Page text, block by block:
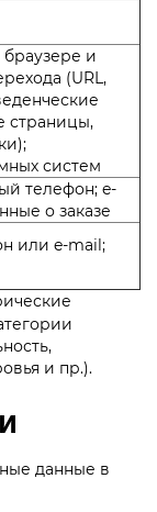
и
(URL,
страницы,
систем
телефон; e-
о заказе
или e-mail;
и пр.).
данные в